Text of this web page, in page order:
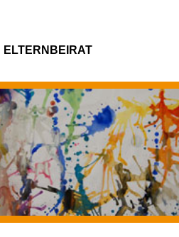
ELTERNBEIRAT